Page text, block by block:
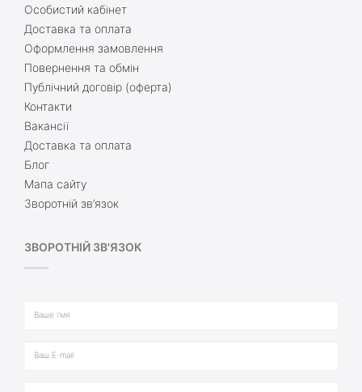
Особистий кабінет
Доставка та оплата
Оформлення замовлення
Повернення та обмін
Публічний договір (оферта)
Контакти
Вакансії
Доставка та оплата
Блог
Мапа сайту
Зворотній зв’язок
ЗВОРОТНІЙ ЗВ'ЯЗОК